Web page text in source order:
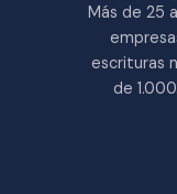
Más de 25
escrituras
de